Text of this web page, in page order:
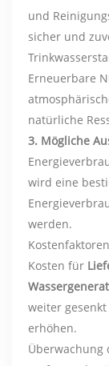
und
sicher und
Erneuerbare
natürliche
3. Mögliche
wird eine
werden.
Kosten für
weiter
erhöhen.
Überwachung